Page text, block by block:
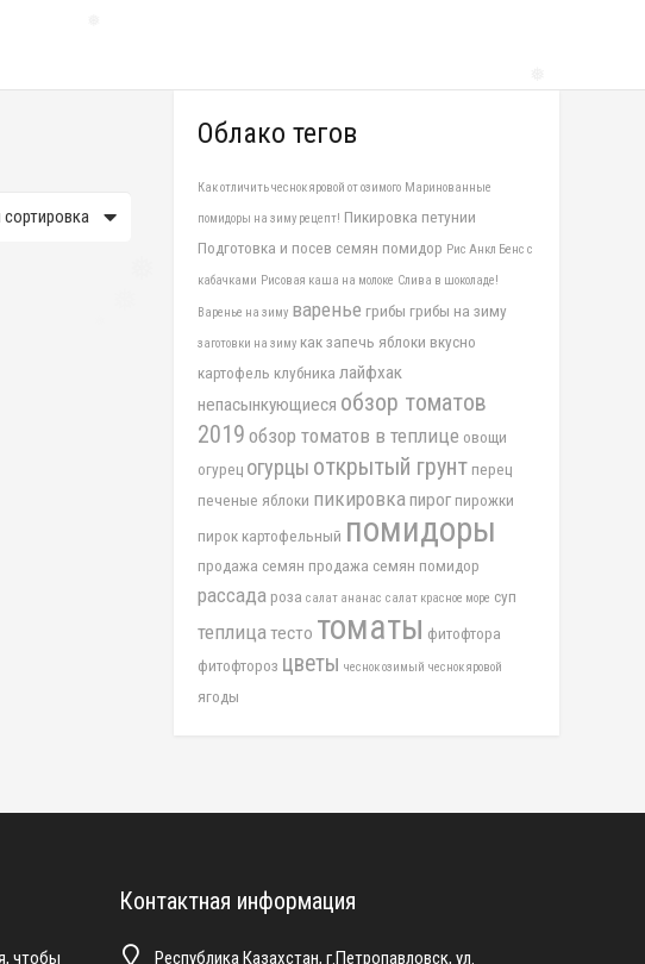
Облако тегов
Как отличить чеснок яровой от озимого Маринованные
помидоры на зиму рецепт! Пикировка петунии
Подготовка и посев семян помидор Рис Анкл Бенс с
кабачками Рисовая каша на молоке Слива в шоколаде!
Варенье на зиму варенье грибы грибы на зиму
заготовки на зиму как запечь яблоки вкусно
картофель клубника лайфхак
непасынкующиеся обзор томатов
2019 обзор томатов в теплице овощи
огурец огурцы открытый грунт перец
печеные яблоки пикировкапирог пирожки
пирок картофельный помидоры
продажа семян продажа семян помидор
рассада роза салат ананас салат красное море суп
теплицатесто томаты фитофтора
фитофтороз цветы чеснок озимый чеснок яровой
ягоды
чтобы
Контактная информация
Республика Казахстан, г.Петропавловск, ул.